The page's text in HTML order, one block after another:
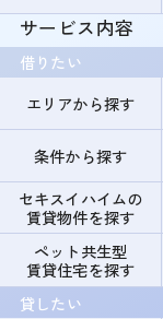
サービス内容
借りたい
エリアから探す
条件から探す
セキスイハイムの
賃貸物件を探す
ペット共生型
賃貸住宅を探す
貸したい